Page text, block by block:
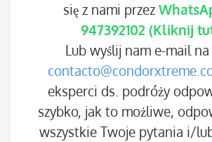
się z nami przez
947392102 (Kliknij
Lub wyślij nam e-mail
eksperci ds. podróży
szybko, jak to możliwe,
wszystkie Twoje pytania i/